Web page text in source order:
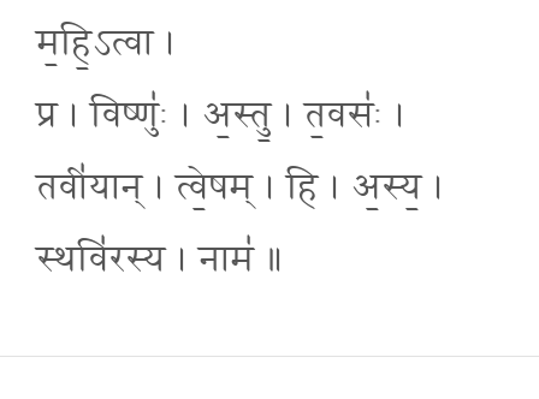
म॒हि॒ऽत्वा ।
प्र । विष्णुः॑ । अ॒स्तु॒ । त॒वसः॑ ।
तवी॑यान् । त्वे॒षम् । हि । अ॒स्य॒ ।
स्थवि॑रस्य । नाम॑ ॥